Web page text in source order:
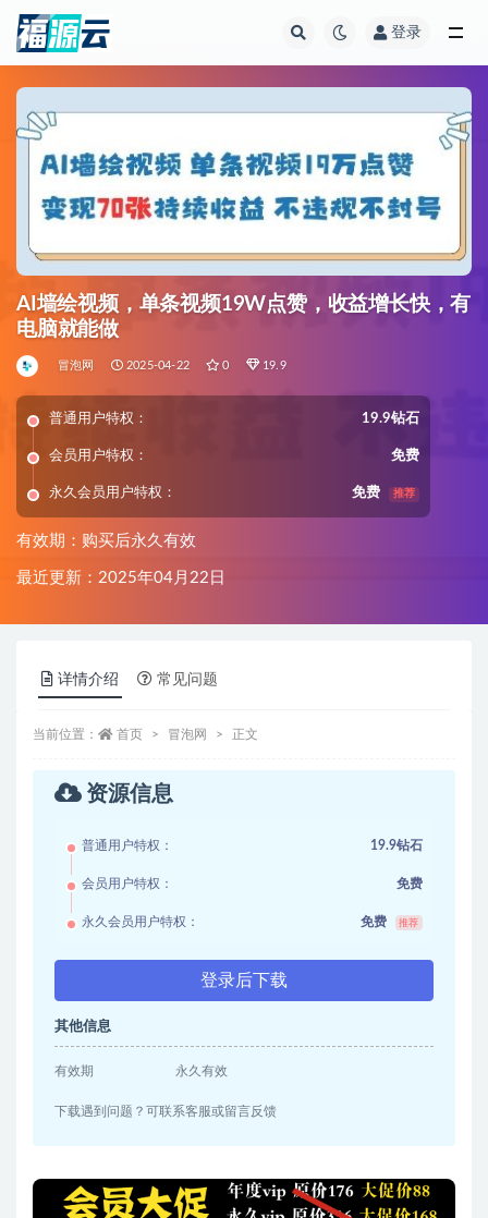
登录
AI墙绘视频，单条视频19W点赞，收益增长快，有
电脑就能做
冒泡网 2025-04-22 0 19.9
普通用户特权： 19.9钻石
会员用户特权： 免费
永久会员用户特权： 免费 推荐
有效期：购买后永久有效
最近更新：2025年04月22日
详情介绍 常见问题
当前位置： 首页 冒泡网 正文
资源信息
普通用户特权： 19.9钻石
会员用户特权： 免费
永久会员用户特权： 免费 推荐
登录后下载
其他信息
有效期 永久有效
下载遇到问题？可联系客服或留言反馈